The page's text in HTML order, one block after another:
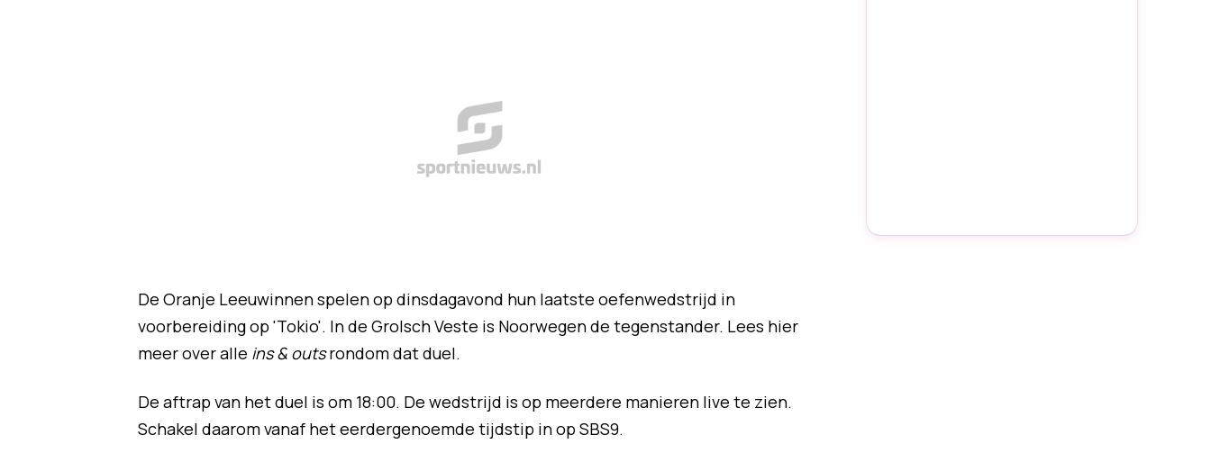
De Oranje Leeuwinnen spelen op dinsdagavond hun laatste oefenwedstrijd in
voorbereiding op 'Tokio'. In de Grolsch Veste is Noorwegen de tegenstander. Lees hier
meer over alle ins & outsrondom dat duel.
De aftrap van het duel is om 18:00. De wedstrijd is op meerdere manieren live te zien.
Schakel daarom vanaf het eerdergenoemde tijdstip in op SBS9.